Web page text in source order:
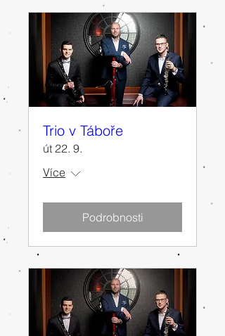
Trio v Táboře
út 22. 9.
Více
Podrobnosti